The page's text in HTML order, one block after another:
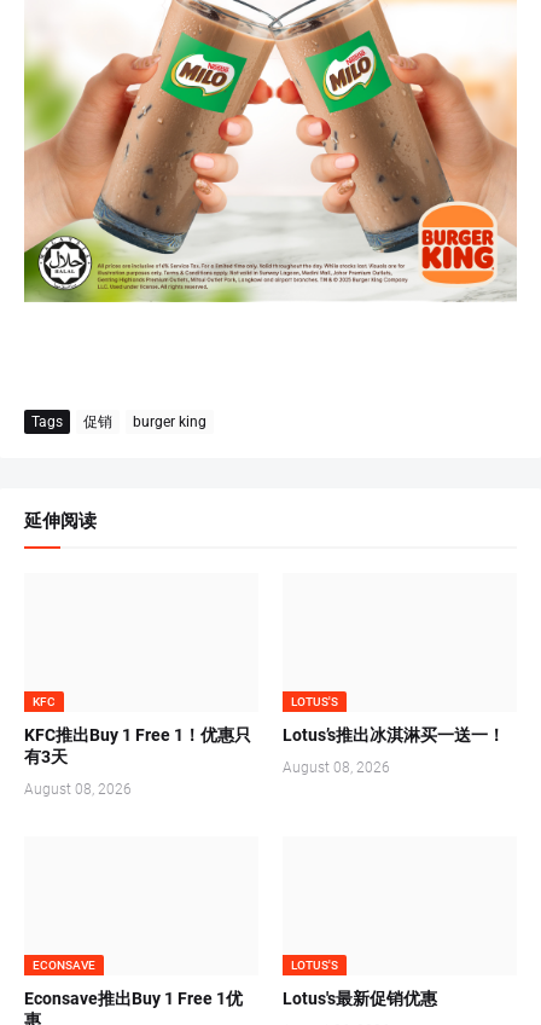
Tags 促销 burger king
延伸阅读
KFC
KFC推出Buy 1 Free 1！优惠只
有3天
August 08, 2026
LOTUS'S
Lotus’s推出冰淇淋买一送一！
August 08, 2026
ECONSAVE
Econsave推出Buy 1 Free 1优
惠
LOTUS'S
Lotus's最新促销优惠